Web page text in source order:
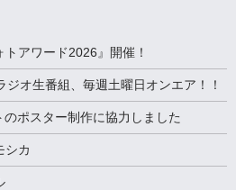
トアワード2026』開催！
オ生番組、毎週土曜日オンエア！！
のポスター制作に協力しました
シカ